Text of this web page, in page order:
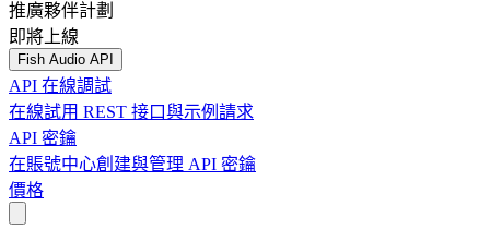
推廣夥伴計劃
即將上線
Fish Audio API
API 在線調試
在線試用 REST 接口與示例請求
API 密鑰
在賬號中心創建與管理 API 密鑰
價格